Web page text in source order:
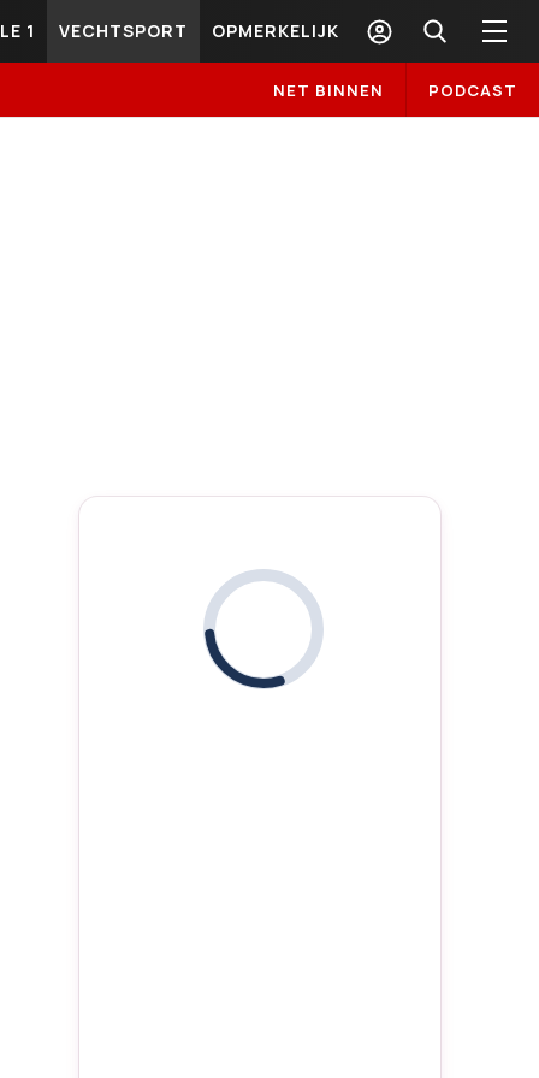
1 VECHTSPORT OPMERKELIJK
NET BINNEN PODCAST